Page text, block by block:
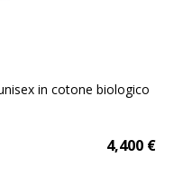
in cotone biologico
4,400 €